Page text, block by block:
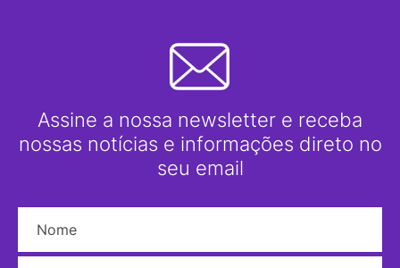
Assine a nossa newsletter e receba
nossas notícias e informações direto no
seu email